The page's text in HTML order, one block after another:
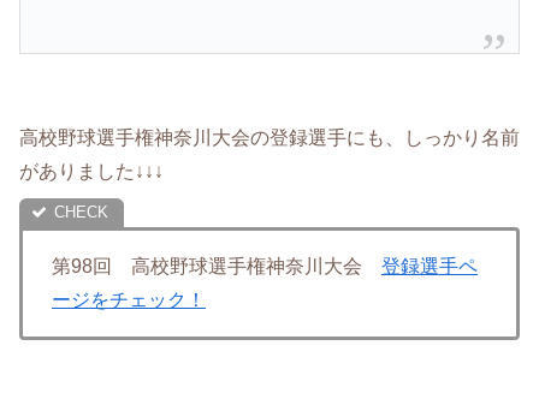
高校野球選手権神奈川大会の登録選手にも、しっかり名前
がありました↓↓↓
第98回 高校野球選手権神奈川大会 登録選手ペ
ージをチェック！